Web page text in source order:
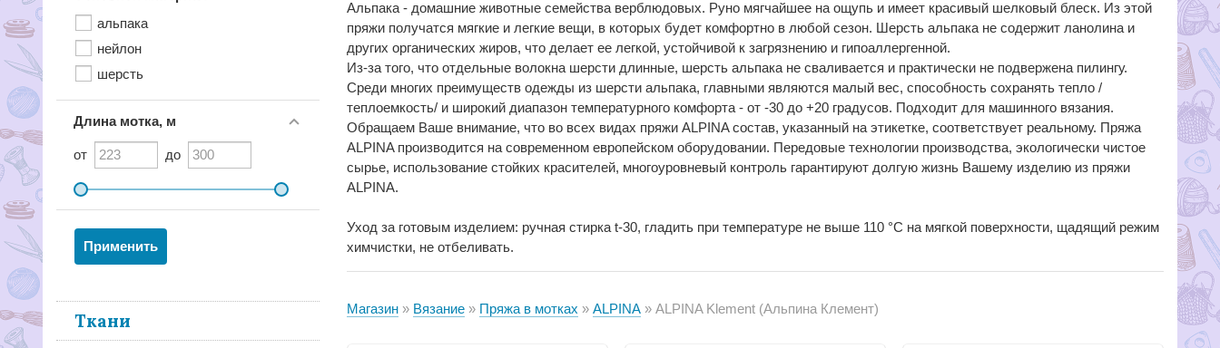
альпака
нейлон
шерсть
Длина мотка, м
от до
Ткани
Альпака - домашние животные семейства верблюдовых. Руно мягчайшее на ощупь и имеет красивый шелковый блеск. Из этой
пряжи получатся мягкие и легкие вещи, в которых будет комфортно в любой сезон. Шерсть альпака не содержит ланолина и
других органических жиров, что делает ее легкой, устойчивой к загрязнению и гипоаллергенной.
Из-за того, что отдельные волокна шерсти длинные, шерсть альпака не сваливается и практически не подвержена пилингу.
Среди многих преимуществ одежды из шерсти альпака, главными являются малый вес, способность сохранять тепло /
теплоемкость/ и широкий диапазон температурного комфорта - от -30 до +20 градусов. Подходит для машинного вязания.
Обращаем Ваше внимание, что во всех видах пряжи ALPINA состав, указанный на этикетке, соответствует реальному. Пряжа
ALPINA производится на современном европейском оборудовании. Передовые технологии производства, экологически чистое
сырье, использование стойких красителей, многоуровневый контроль гарантируют долгую жизнь Вашему изделию из пряжи
ALPINA.
Уход за готовым изделием: ручная стирка t-30, гладить при температуре не выше 110 °С на мягкой поверхности, щадящий режим
химчистки, не отбеливать.
Магазин Вязание Пряжа в мотках ALPINA ALPINA Klement (Альпина Клемент)